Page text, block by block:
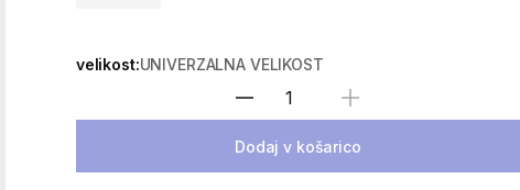
velikost:UNIVERZALNA VELIKOST
Izberite količino
Dodaj v košarico